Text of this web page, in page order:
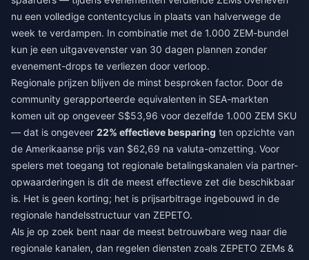
nu een volledige contentcyclus in plaats van halverwege de
week te verdampen. In combinatie met de 1.000 ZEM-bundel
kun je een uitgavevenster van 30 dagen plannen zonder
evenement-drops te verliezen door verloop.
Regionale prijzen blijven de minst besproken factor. Door de
community gerapporteerde equivalenten in SEA-markten
komen uit op ongeveer S$53,96 voor dezelfde 1.000 ZEM SKU
— dat is ongeveer 22% effectieve besparing ten opzichte van
de Amerikaanse prijs van $62,69 na valuta-omzetting. Voor
spelers met toegang tot regionale betalingskanalen via partner-
opwaarderingen is dit de meest effectieve zet die beschikbaar
is. Het is geen korting; het is prijsarbitrage ingebouwd in de
regionale handelsstructuur van ZEPETO.
Als je op zoek bent naar de meest betrouwbare weg naar die
regionale kanalen, dan regelen diensten zoals ZEPETO ZEMs &